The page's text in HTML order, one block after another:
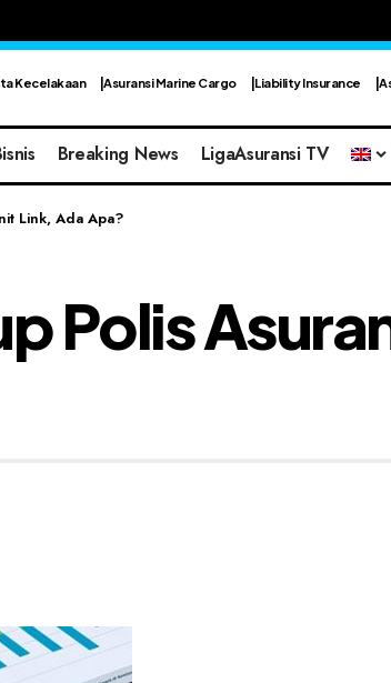
Kecelakaan Asuransi Marine Cargo Liability Insurance
Breaking News LigaAsuransi TV
Link, Ada Apa?
Polis